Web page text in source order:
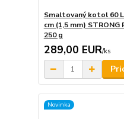
Smaltovaný kotol 60
cm (1,5 mm)
250 g
289,00 EUR/ks
Novinka